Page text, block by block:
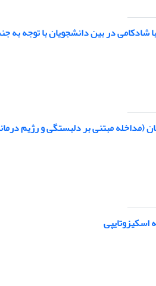
در بین دانشجویان با توجه به
(مداخله مبتنی بر دلبستگی و رژیم
اسکیزوتایپی